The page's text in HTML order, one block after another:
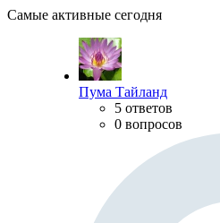
Самые активные сегодня
Пума Тайланд
5 ответов
0 вопросов